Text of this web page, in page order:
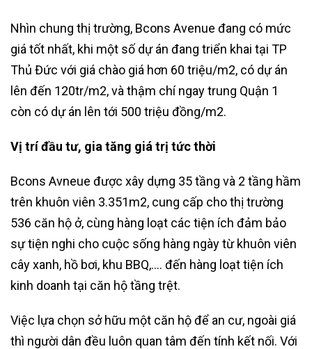
Nhìn chung thị trường, Bcons Avenue đang có mức
giá tốt nhất, khi một số dự án đang triển khai tại TP
Thủ Đức với giá chào giá hơn 60 triệu/m2, có dự án
lên đến 120tr/m2, và thậm chí ngay trung Quận 1
còn có dự án lên tới 500 triệu đồng/m2.
Vị trí đầu tư, gia tăng giá trị tức thời
Bcons Avneue được xây dựng 35 tầng và 2 tầng hầm
trên khuôn viên 3.351m2, cung cấp cho thị trường
536 căn hộ ở, cùng hàng loạt các tiện ích đảm bảo
sự tiện nghi cho cuộc sống hàng ngày từ khuôn viên
cây xanh, hồ bơi, khu BBQ,…. đến hàng loạt tiện ích
kinh doanh tại căn hộ tầng trệt.
Việc lựa chọn sở hữu một căn hộ để an cư, ngoài giá
thì người dân đều luôn quan tâm đến tính kết nối. Với